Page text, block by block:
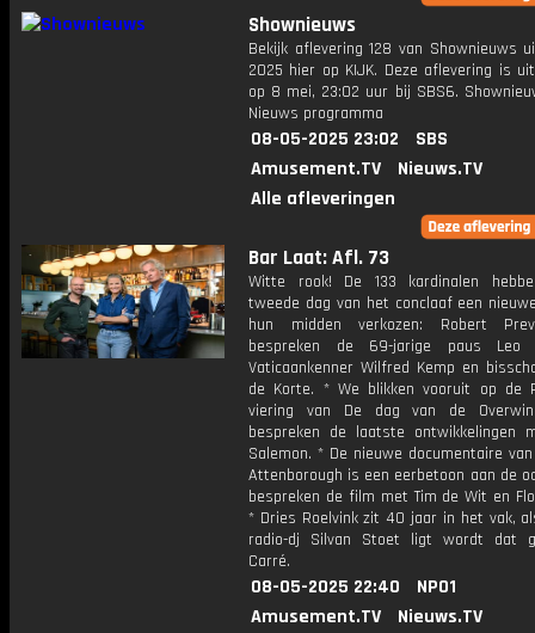
Shownieuws
Bekijk aflevering 128 van Shownieuws
2025 hier op KIJK. Deze aflevering is
op 8 mei, 23:02 uur bij SBS6.
Nieuws programma
08-05-2025 23:02
SBS
Amusement.TV
Nieuws.TV
Alle afleveringen
Bar Laat: Afl. 73
Witte rook! De 133 kardinalen
tweede dag van het conclaaf een
hun midden verkozen: Robert
bespreken de 69-jarige paus Leo
Vaticaankenner Wilfred Kemp en
de Korte. * We blikken vooruit op de
viering van De dag van de
bespreken de laatste ontwikkelingen
Salemon. * De nieuwe documentaire
Attenborough is een eerbetoon aan de
bespreken de film met Tim de Wit en
* Dries Roelvink zit 40 jaar in het vak,
radio-dj Silvan Stoet ligt wordt dat
Carré.
08-05-2025 22:40
NPO1
Amusement.TV
Nieuws.TV